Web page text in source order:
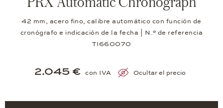
42 mm, acero fino, calibre automático con función de
cronógrafo e indicación de la fecha | N.° de referencia
TI660070
2.045 € con IVA Ocultar el precio